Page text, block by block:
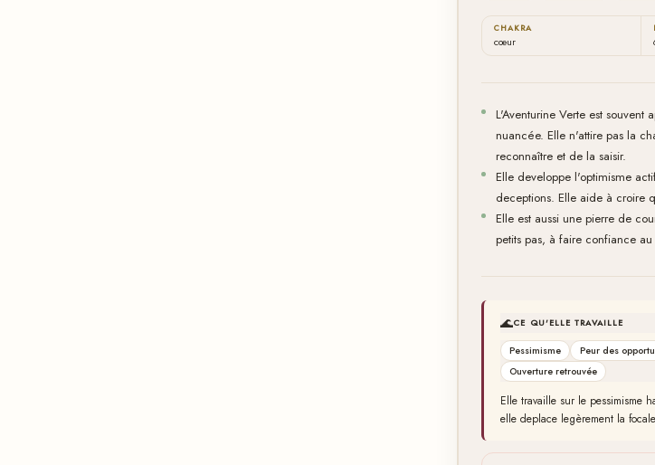
CHAKRA
cœur
L'Aventurine Verte est
nuancée. Elle n'attire pas la
reconnaître et de la saisir.
Elle developpe l'optimisme
deceptions. Elle aide à croire
Elle est aussi une pierre de
petits pas, à faire confiance
🌊CE QU'ELLE TRAVAILLE
Pessimisme Peur des
Ouverture retrouvée
Elle travaille sur le pessimisme
elle deplace legèrement la